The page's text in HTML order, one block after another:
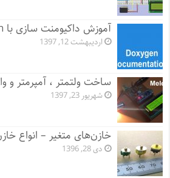
آموزش داکیومنت سازی با Doxygen
اردیبهشت 12, 1397
ساخت ولتمتر ، آمپرمتر و
شهریور 23, 1397
خازن‌های متغیر – انواع
دی 28, 1396